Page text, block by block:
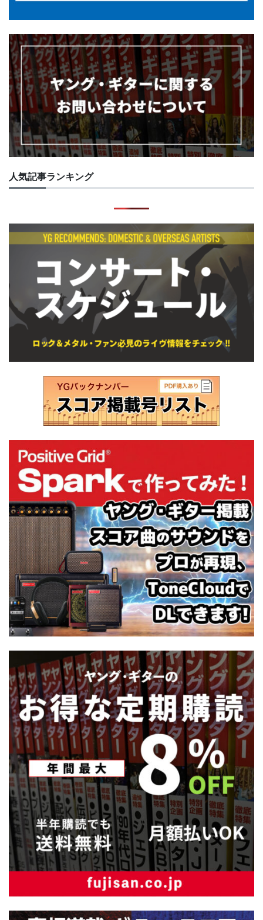
人気記事ランキング